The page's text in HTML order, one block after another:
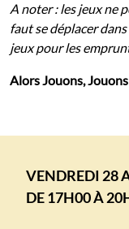
A noter : les jeux ne
faut se déplacer
jeux pour les
Alors Jouons,
VENDREDI 28
DE 17H00 À